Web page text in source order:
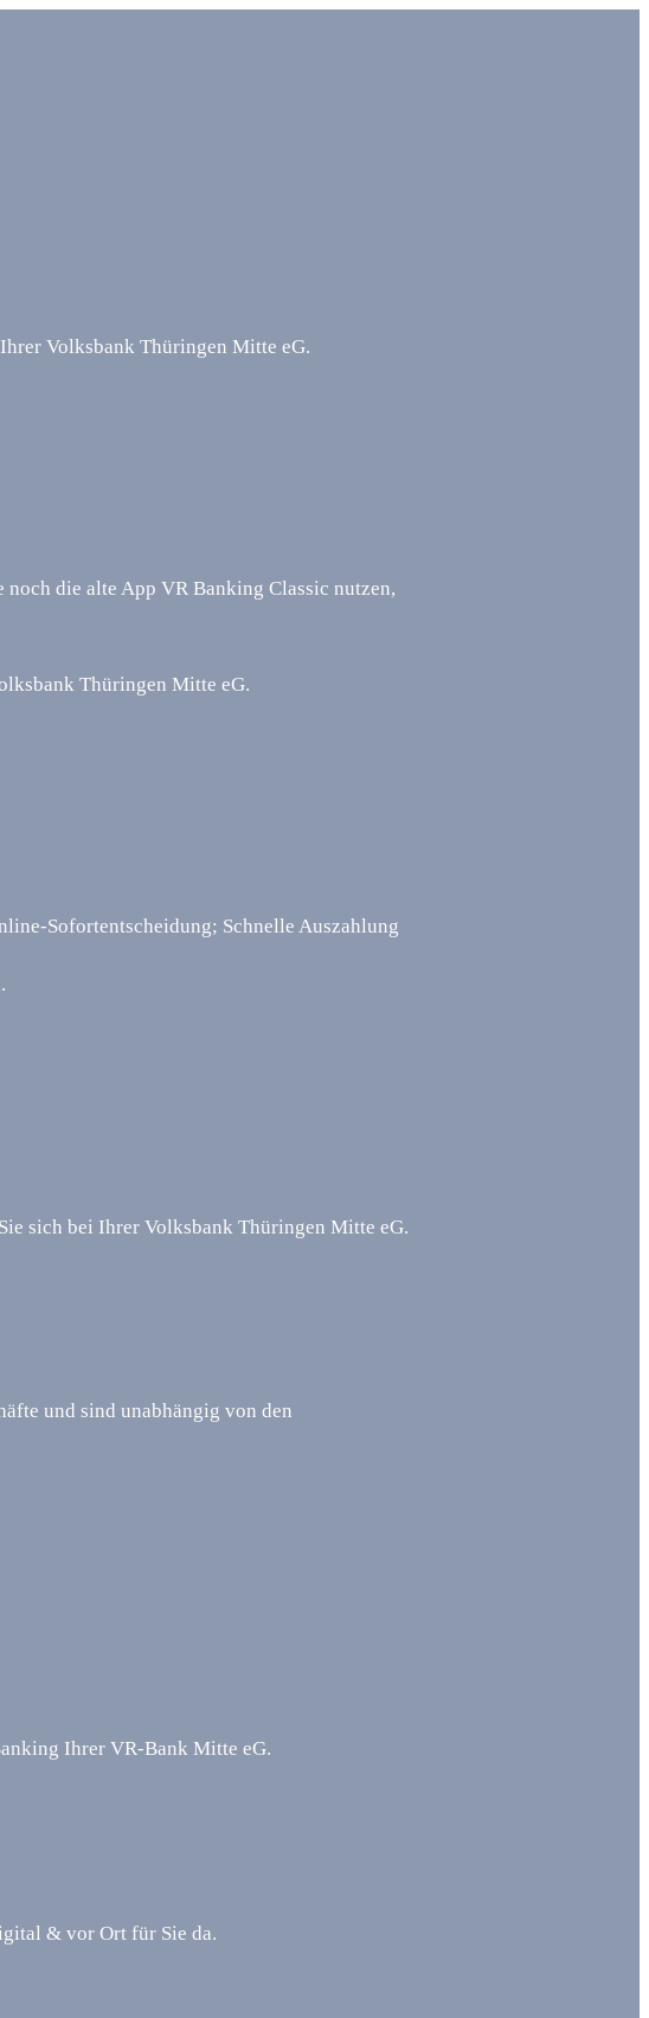
Volksbank Thüringen Mitte eG.
die alte App VR Banking Classic nutzen,
Thüringen Mitte eG.
Sofortentscheidung; Schnelle Auszahlung
sich bei Ihrer Volksbank Thüringen Mitte eG.
und sind unabhängig von den
Ihrer VR-Bank Mitte eG.
& vor Ort für Sie da.